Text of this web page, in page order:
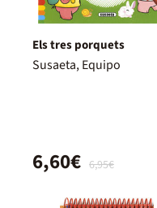
Els tres porquets
Susaeta, Equipo
6,95€
6,60€